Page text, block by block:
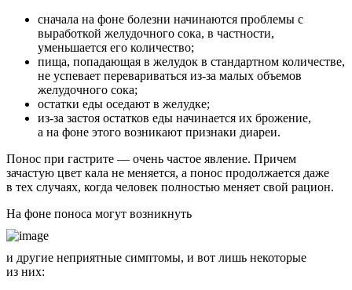
сначала на фоне болезни начинаются проблемы с
выработкой желудочного сока, в частности,
уменьшается его количество;
пища, попадающая в желудок в стандартном количестве,
не успевает перевариваться из-за малых объемов
желудочного сока;
остатки еды оседают в желудке;
из-за застоя остатков еды начинается их брожение,
а на фоне этого возникают признаки диареи.
Понос при гастрите — очень частое явление. Причем
зачастую цвет кала не меняется, а понос продолжается даже
в тех случаях, когда человек полностью меняет свой рацион.
На фоне поноса могут возникнуть
и другие неприятные симптомы, и вот лишь некоторые
из них: